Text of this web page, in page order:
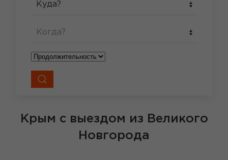
Куда?
Когда?
Крым с выездом из Великого
Новгорода